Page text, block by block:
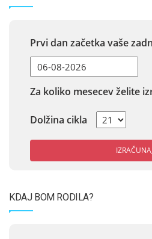
Prvi dan začetka vaše
Za koliko mesecev želite
Dolžina cikla
IZRAČUNAJ
KDAJ BOM RODILA?